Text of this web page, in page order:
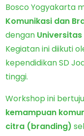
Bosco Yogyakarta
Komunikasi dan
dengan
Kegiatan ini diikuti
kependidikan SD
tinggi.
Workshop ini
kemampuan
citra (branding)